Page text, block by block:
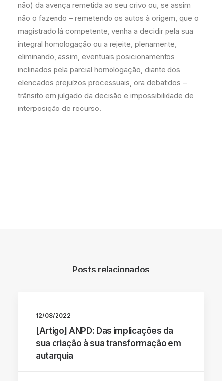
não) da avença remetida ao seu crivo ou, se assim
não o fazendo – remetendo os autos à origem, que o
magistrado lá competente, venha a decidir pela sua
integral homologação ou a rejeite, plenamente,
eliminando, assim, eventuais posicionamentos
inclinados pela parcial homologação, diante dos
elencados prejuízos processuais, ora debatidos –
trânsito em julgado da decisão e impossibilidade de
interposição de recurso.
Posts relacionados
12/08/2022
[Artigo] ANPD: Das implicações da
sua criação à sua transformação em
autarquia